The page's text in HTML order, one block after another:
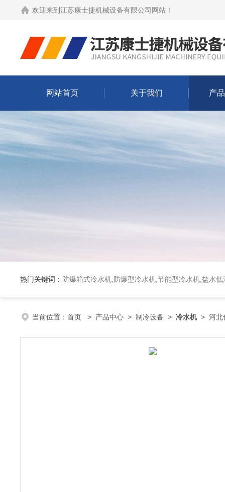
欢迎来到 江苏康士捷机械设备有限公司网站 ！
网站首页 关于我们 产
热门关键词： 防爆箱式冷水机,防爆型冷水机,节能型冷水机,盐水低
当前位置： 首页 > 产品中心 > 制冷设备 > 冷水机> 河北